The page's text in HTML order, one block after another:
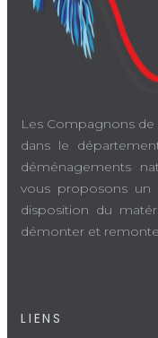
Les Compagnons
dans le
déménagements
vous proposons un
disposition du
démonter et
LIENS